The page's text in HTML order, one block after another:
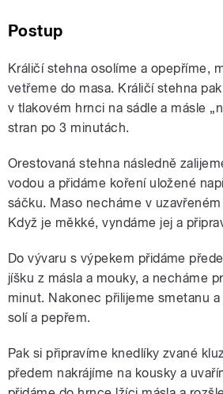
Postup
Králičí stehna osolíme a opepříme,
vetřeme do masa. Králičí stehna
v tlakovém hrnci na sádle a másle
stran po 3 minutách.
Orestovaná stehna následně
vodou a přidáme koření uložené
sáčku. Maso necháme v
Když je měkké, vyndáme jej a
Do vývaru s výpekem přidáme
jíšku z másla a mouky, a necháme
minut. Nakonec přilijeme smetanu
solí a pepřem.
Pak si připravíme knedlíky zvané
předem nakrájíme na kousky a